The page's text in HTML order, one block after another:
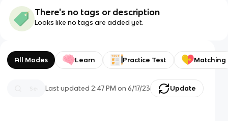
There's no tags or description
Looks like no tags are added yet.
All Modes Learn Practice Test Matching
Last updated2:47 PM on 6/17/23 Update